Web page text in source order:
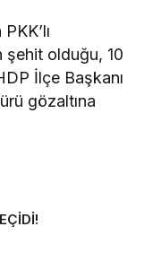
şehit olduğu, 10
İlçe Başkanı
gözaltına